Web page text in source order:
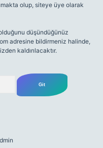
olup, siteye üye olarak
düşündüğünüz
adresine bildirmeniz halinde,
kaldırılacaktır.